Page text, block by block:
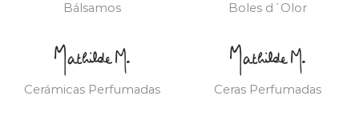
Bálsamos Boles d´Olor
Cerámicas Perfumadas Ceras Perfumadas